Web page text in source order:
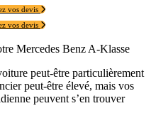
vos devis
vos devis
Mercedes Benz A-Klasse
peut-être particulièrement
peut-être élevé, mais vos
peuvent s’en trouver